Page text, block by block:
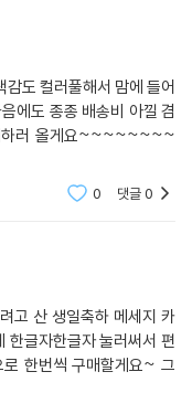
도 컬러풀해서 맘에 들어
에도 종종 배송비 아낄 겸
하러 올게요~~~~~~~~
0 댓글0
고 산 생일축하 메세지 카
한글자한글자 눌러써서 편
한번씩 구매할게요~ 그